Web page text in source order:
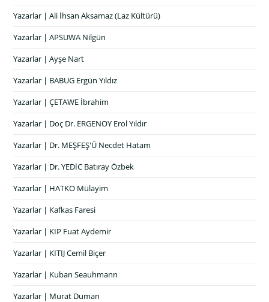
Yazarlar | Ali İhsan Aksamaz (Laz Kültürü)
Yazarlar | APSUWA Nilgün
Yazarlar | Ayşe Nart
Yazarlar | BABUG Ergün Yıldız
Yazarlar | ÇETAWE İbrahim
Yazarlar | Doç Dr. ERGENOY Erol Yıldır
Yazarlar | Dr. MEŞFEŞ'Ü Necdet Hatam
Yazarlar | Dr. YEDİC Batıray Özbek
Yazarlar | HATKO Mülayim
Yazarlar | Kafkas Faresi
Yazarlar | KIP Fuat Aydemir
Yazarlar | KITIJ Cemil Biçer
Yazarlar | Kuban Seauhmann
Yazarlar | Murat Duman